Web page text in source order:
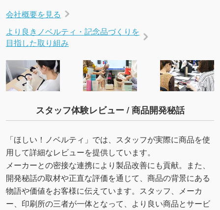
会社概要を見る
より良きノベルティ・記念品づくりを
目指した取り組み
スタッフ体験レビュー / 商品開発秘話
「ほしい！ノベルティ」では、スタッフが実際に商品を使
用して詳細なレビューを提供しています。
メーカーとの密接な連携により製品改善にも貢献。また、
開発秘話の取材や正直な評価を通じて、商品の背景にある
物語や価値をお客様に伝えています。スタッフ、メーカ
ー、印刷所の三者が一体となって、より良い商品とサービ